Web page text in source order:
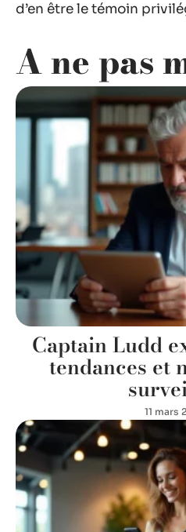
d’en être le témoin
A ne pas
Captain Ludd
tendances et
11 mars